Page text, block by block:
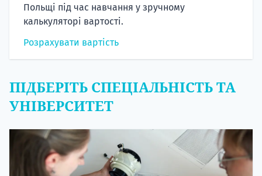
Польщі під час навчання у зручному
калькуляторі вартості.
Розрахувати вартість
ПІДБЕРІТЬ СПЕЦІАЛЬНІСТЬ ТА
УНІВЕРСИТЕТ